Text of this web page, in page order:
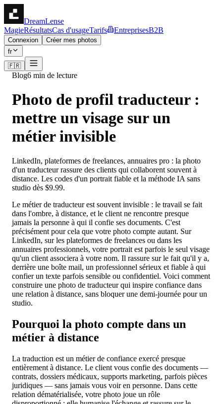
DreamLense
MagieRésultatsCas d'usageTarifs EntreprisesB2B
Connexion
Créer mes photos
fr
🇫🇷
Blog6 min de lecture
Photo de profil traducteur :
mettre un visage sur un
métier invisible
LinkedIn, plateformes de freelances, annuaires pro : la photo
d'un traducteur rassure des clients qui collaborent souvent à
distance. Les codes d'un portrait fiable et la méthode IA sans
studio dès $9.99.
Le métier de traducteur est souvent invisible : le travail se fait
dans l'ombre, à distance, et le client ne rencontre presque
jamais la personne à qui il confie ses documents. C'est
précisément pour cela que votre photo compte autant. Sur
LinkedIn, sur les plateformes de freelances ou dans les
annuaires professionnels, votre portrait est parfois le seul visage
qu'un client associera à votre nom. Il rassure sur le fait qu'il y a,
derrière une boîte mail, un professionnel sérieux et fiable à qui
confier un texte parfois sensible ou confidentiel. Voici comment
construire une photo de traducteur qui inspire confiance dans
une relation à distance, sans bloquer une demi-journée pour un
studio.
Pourquoi la photo compte dans un
métier à distance
La traduction est un métier de confiance exercé presque
entièrement à distance. Le client vous confie des documents —
contrats, dossiers médicaux, supports marketing, parfois pièces
juridiques — sans jamais vous voir en personne. Dans cette
relation dématérialisée, votre photo joue un rôle